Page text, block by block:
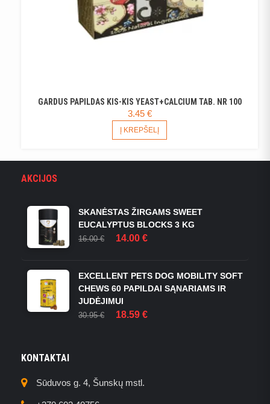
GARDUS PAPILDAS KIS-KIS YEAST+CALCIUM TAB. NR 100
3.45 €
Į KREPŠELĮ
AKCIJOS
SKANĖSTAS ŽIRGAMS SWEET
EUCALYPTUS BLOCKS 3 KG
16.00€
ORIGINAL
16.00 €.
14.00 €
14.00 €.
EXCELLENT PETS DOG MOBILITY SOFT
CHEWS 60 PAPILDAI SĄNARIAMS IR
JUDĖJIMUI
30.95€
ORIGINAL
18.59 €
KONTAKTAI
Sūduvos g. 4, Šunskų mstl.